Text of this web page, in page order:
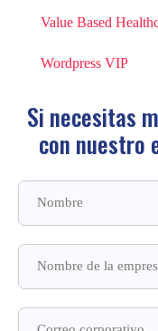
Value Based
Wordpress VIP
Si necesitas
con nuestro